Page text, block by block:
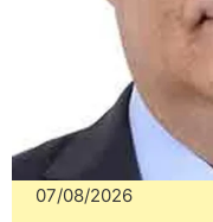
07/08/2026